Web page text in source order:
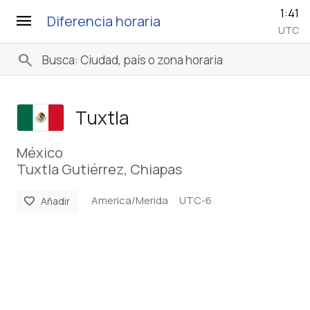
menu Diferencia horaria 1:41
UTC
search
Tuxtla
México
Tuxtla Gutiérrez, Chiapas
favorite Añadir America/Merida UTC-6